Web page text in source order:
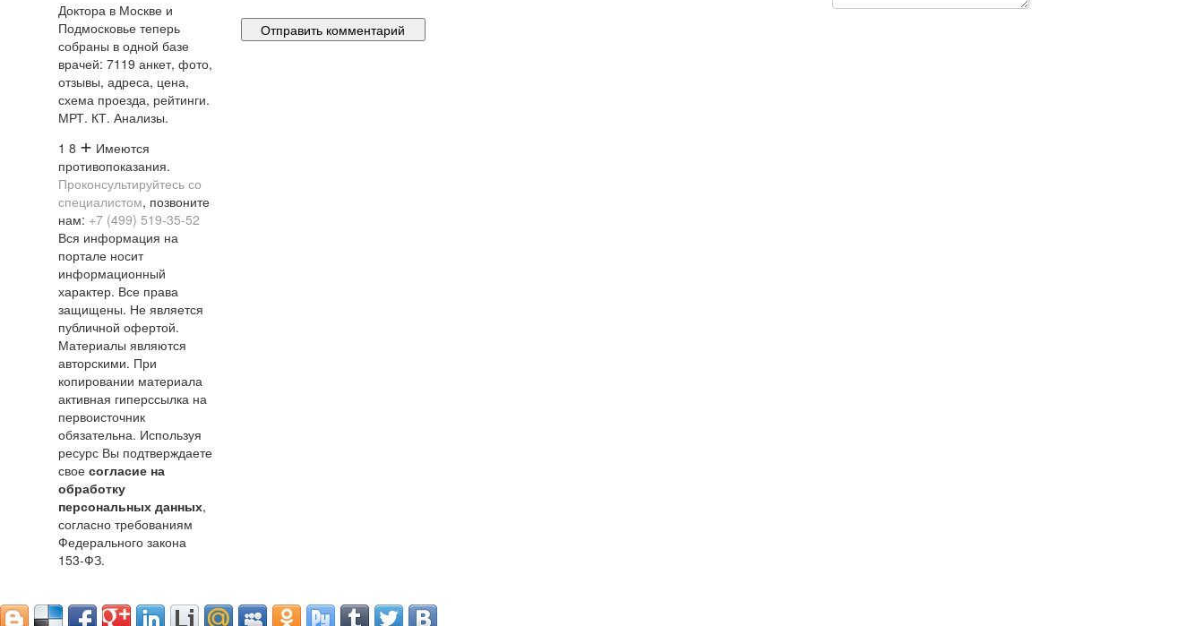
Доктора в Москве и
Подмосковье теперь
собраны в одной базе
врачей: 7119 анкет, фото,
отзывы, адреса, цена,
схема проезда, рейтинги.
МРТ. КТ. Анализы.
1 8 + Имеются
противопоказания.
Проконсультируйтесь со
специалистом, позвоните
нам: +7 (499) 519-35-52
Вся информация на
портале носит
информационный
характер. Все права
защищены. Не является
публичной офертой.
Материалы являются
авторскими. При
копировании материала
активная гиперссылка на
первоисточник
обязательна. Используя
ресурс Вы подтверждаете
свое согласие на
обработку
персональных данных,
согласно требованиям
Федерального закона
153-ФЗ.